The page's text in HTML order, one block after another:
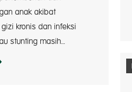
anak akibat
gizi kronis dan infeksi
stunting masih…